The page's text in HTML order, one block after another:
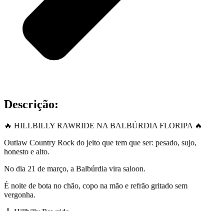
Descrição:
🔥 HILLBILLY RAWRIDE NA BALBÚRDIA FLORIPA 🔥
Outlaw Country Rock do jeito que tem que ser: pesado, sujo,
honesto e alto.
No dia 21 de março, a Balbúrdia vira saloon.
É noite de bota no chão, copo na mão e refrão gritado sem
vergonha.